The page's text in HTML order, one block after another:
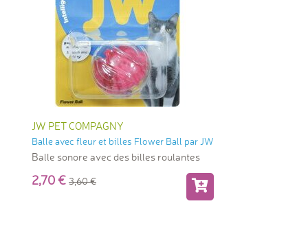
JW PET COMPAGNY
Balle avec fleur et billes Flower Ball par JW
Balle sonore avec des billes roulantes
2,70 3,60